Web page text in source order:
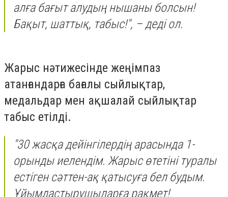
алға бағыт алудың нышаны болсын!
Бақыт, шаттық, табыс!", – деді ол.
Жарыс нәтижесінде жеңімпаз
атанғандарға бағалы сыйлықтар,
медальдар мен ақшалай сыйлықтар
табыс етілді.
"30 жасқа дейінгілердің арасында 1-
орынды иелендім. Жарыс өтетіні туралы
естіген сәттен-ақ қатысуға бел будым.
Ұйымдастырушыларға рақмет!